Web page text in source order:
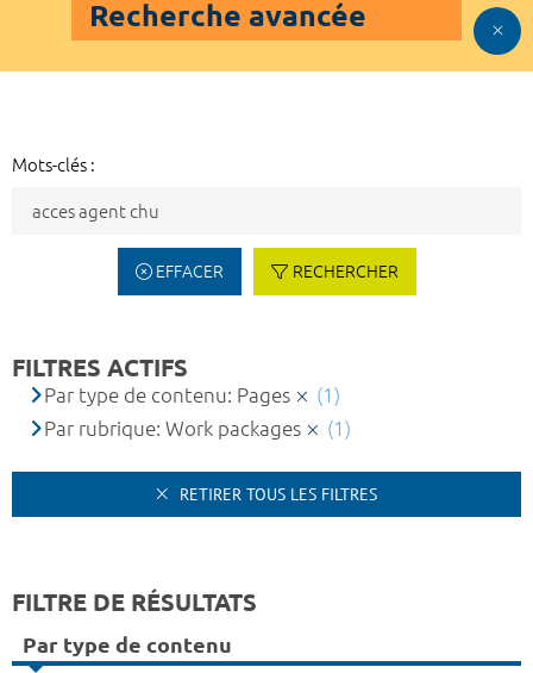
Recherche avancée
Mots-clés :
EFFACER RECHERCHER
FILTRES ACTIFS
Par type de contenu: Pages
(1)
Par rubrique: Work packages
(1)
RETIRER TOUS LES FILTRES
FILTRE DE RÉSULTATS
Par type de contenu